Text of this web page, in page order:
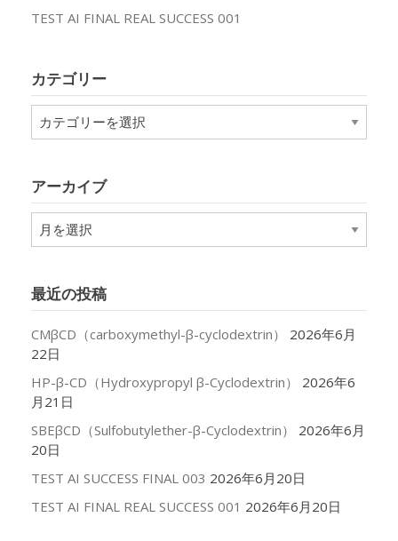
TEST AI FINAL REAL SUCCESS 001
カテゴリー
テ
ー
アーカイブ
ア
ー
ブ
最近の投稿
CMβCD（carboxymethyl-β-cyclodextrin）
2026年6月
22日
HP-β-CD（Hydroxypropyl β-Cyclodextrin）
2026年6
月21日
SBEβCD（Sulfobutylether-β-Cyclodextrin）
2026年6月
20日
TEST AI SUCCESS FINAL 003 2026年6月20日
TEST AI FINAL REAL SUCCESS 001 2026年6月20日